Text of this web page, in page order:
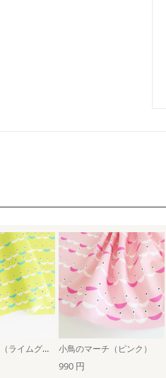
小鳥のマーチ（ライムグリーン） 小鳥のマーチ（ピンク）
990 円